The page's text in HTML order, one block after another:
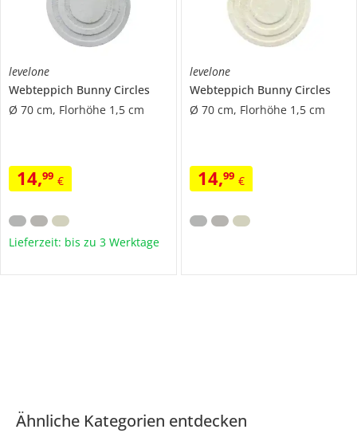
levelone
Webteppich Bunny Circles
Ø 70 cm, Florhöhe 1,5 cm
14,99 €
Lieferzeit: bis zu 3 Werktage
levelone
Webteppich Bunny Circles
Ø 70 cm, Florhöhe 1,5 cm
14,99 €
Ähnliche Kategorien entdecken